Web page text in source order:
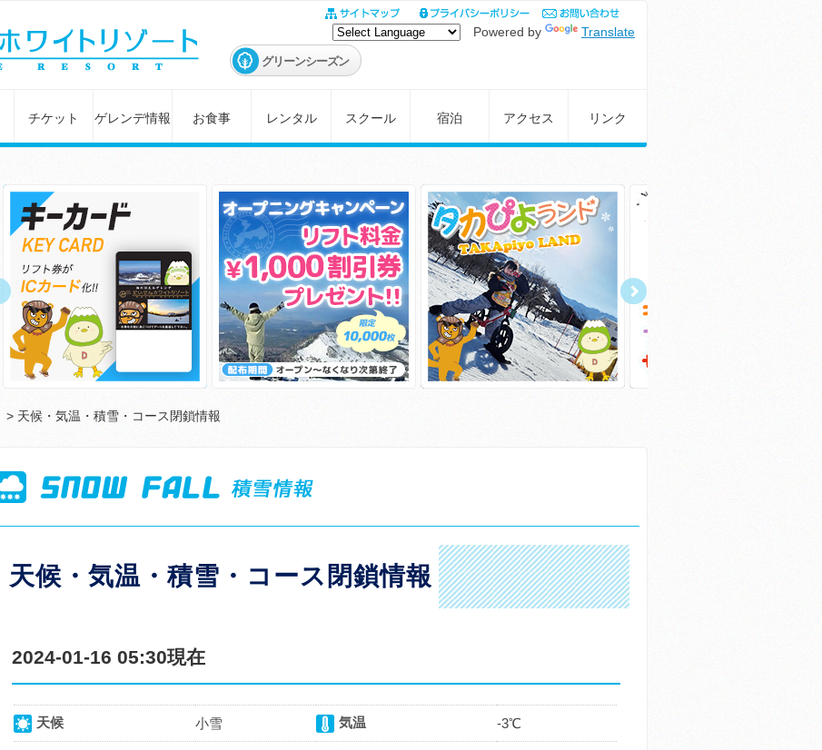
Powered by Translate
グリーンシーズン
チケット ゲレンデ情報 お食事 レンタル スクール 宿泊 アクセス リンク
> 天候・気温・積雪・コース閉鎖情報
天候・気温・積雪・コース閉鎖情報
2024-01-16 05:30現在
天候 小雪 気温 -3℃